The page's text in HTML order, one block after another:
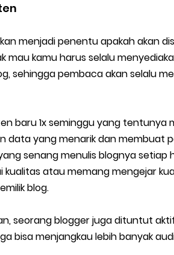
menjadi penentu apakah akan
mau kamu harus selalu
sehingga pembaca akan selalu
baru 1x seminggu yang tentunya
data yang menarik dan membuat
senang menulis blognya setiap
kualitas atau memang mengejar
blog.
seorang blogger juga dituntut
bisa menjangkau lebih banyak